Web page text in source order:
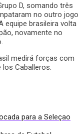
D, somando três
no outro jogo
equipe brasileira volta
novamente no
medirá forças com
Caballeros.
para a Seleçao